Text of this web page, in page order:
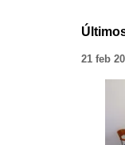
21 feb